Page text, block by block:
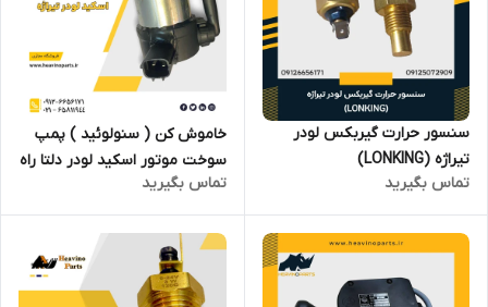
سنسور حرارت گیربکس لودر
تیراژه (LONKING)
تماس بگیرید
خاموش کن ( سنولوئید ) پمپ
سوخت موتور اسکید لودر دلتا راه
ماشین LG312H
تماس بگیرید